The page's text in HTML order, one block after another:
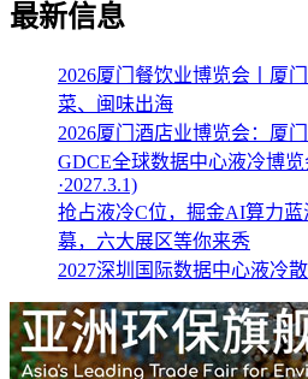
最新信息
2026厦门餐饮业博览会丨厦
菜、闽味出海
2026厦门酒店业博览会：厦
GDCE全球数据中心液冷博
·2027.3.1)
抢占液冷C位，掘金AI算力蓝
募，六大展区等你来秀
2027深圳国际数据中心液冷